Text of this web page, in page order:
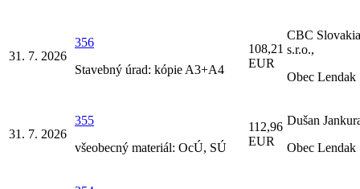
31. 7. 2026
356
Stavebný úrad: kópie A3+A4
108,21
EUR
CBC Slovakia
s.r.o.,
Obec Lendak
31. 7. 2026
355
všeobecný materiál: OcÚ, SÚ
112,96
EUR
Dušan
Obec Lendak